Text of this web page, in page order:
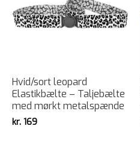
Hvid/sort leopard
Elastikbælte – Taljebælte
med mørkt metalspænde
kr. 169